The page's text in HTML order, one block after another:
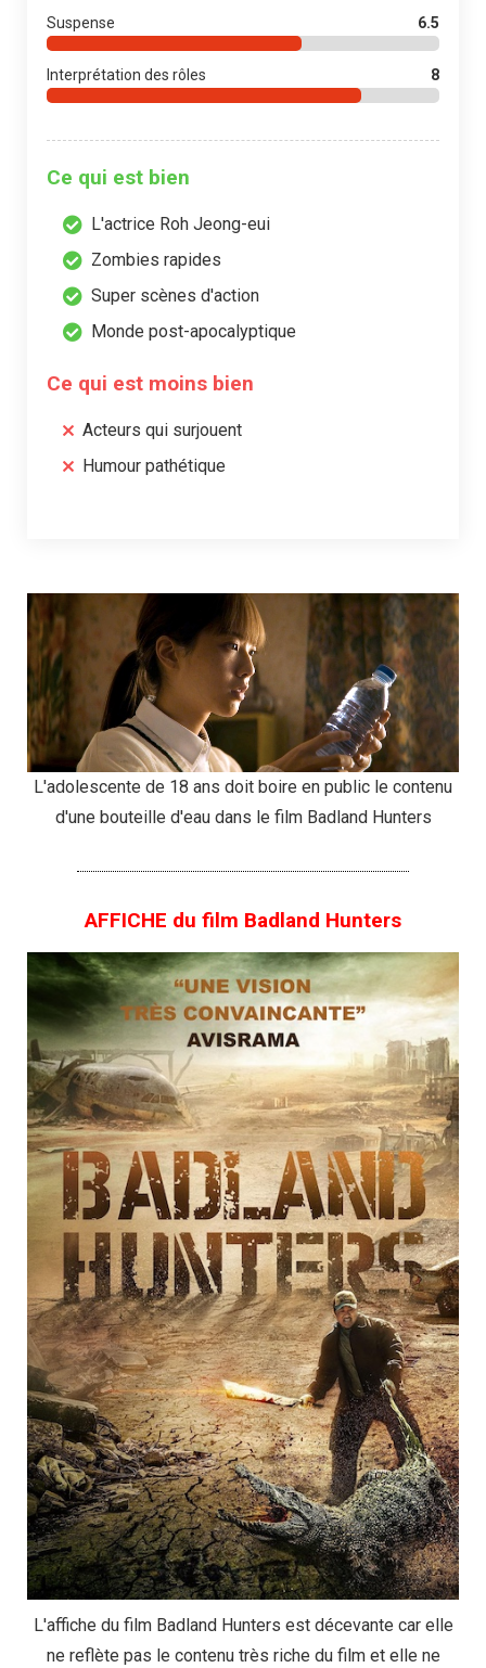
Suspense 6.5
Interprétation des rôles 8
Ce qui est bien
L'actrice Roh Jeong-eui
Zombies rapides
Super scènes d'action
Monde post-apocalyptique
Ce qui est moins bien
Acteurs qui surjouent
Humour pathétique
L'adolescente de 18 ans doit boire en public le contenu
d'une bouteille d'eau dans le film Badland Hunters
AFFICHE du film Badland Hunters
L'affiche du film Badland Hunters est décevante car elle
ne reflète pas le contenu très riche du film et elle ne